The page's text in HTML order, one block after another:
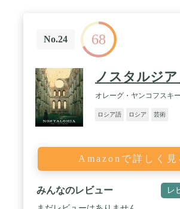
No.24 68
ノスタルジ
オレーグ・ヤンコフスキー
ロシア語 ロシア 芸術
Amazonで詳しく見
みんなのレビュー レ